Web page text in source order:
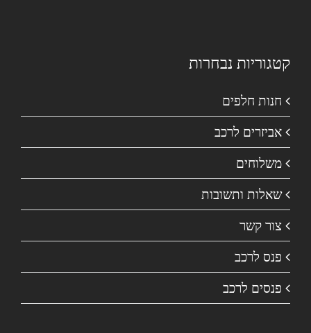
קטגוריות נבחרות
חנות חלפים
אביזרים לרכב
משלוחים
שאלות ותשובות
צור קשר
פנס לרכב
פנסים לרכב